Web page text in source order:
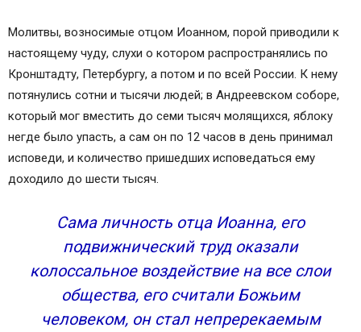
Молитвы, возносимые отцом Иоанном, порой приводили к
настоящему чуду, слухи о котором распространялись по
Кронштадту, Петербургу, а потом и по всей России. К нему
потянулись сотни и тысячи людей; в Андреевском соборе,
который мог вместить до семи тысяч молящихся, яблоку
негде было упасть, а сам он по 12 часов в день принимал
исповеди, и количество пришедших исповедаться ему
доходило до шести тысяч.
Сама личность отца Иоанна, его
подвижнический труд оказали
колоссальное воздействие на все слои
общества, его считали Божьим
человеком, он стал непререкаемым